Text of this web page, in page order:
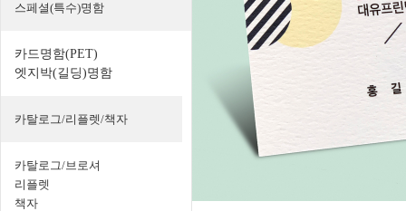
스페셜(특수)명함
카드명함(PET)
엣지박(길딩)명함
카탈로그/리플렛/책자
카탈로그/브로셔
리플렛
책자